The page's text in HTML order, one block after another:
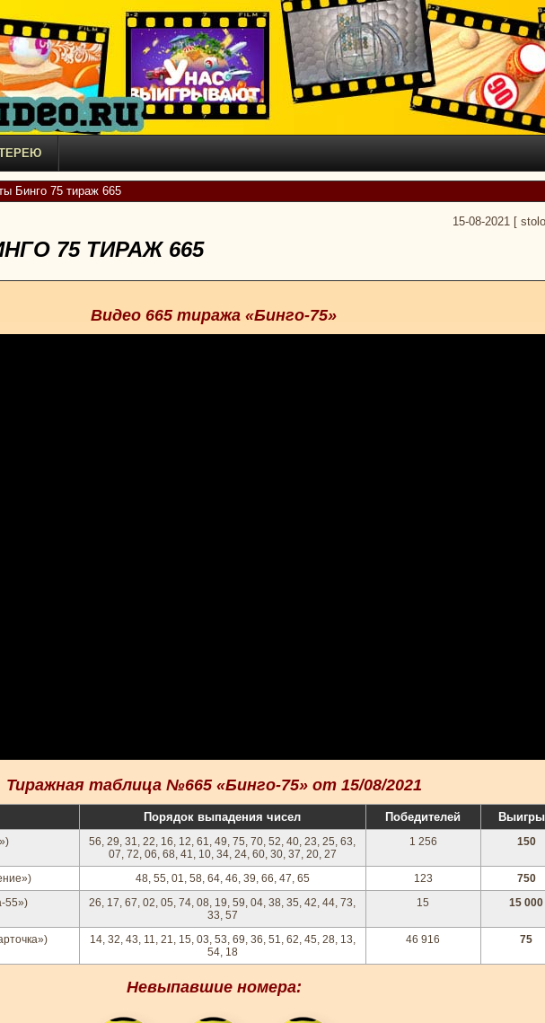
Бинго 75 тираж 665
15-08-2021
75 ТИРАЖ 665
Видео 665 тиража «Бинго-75»
Тиражная таблица №665 «Бинго-75» от 15/08/2021
Порядок выпадения чисел Победителей
56, 29, 31, 22, 16, 12, 61, 49, 75, 70, 52, 40, 23, 25, 63,
07, 72, 06, 68, 41, 10, 34, 24, 60, 30, 37, 20, 27
1 256 150
48, 55, 01, 58, 64, 46, 39, 66, 47, 65 123
750
55»)
26, 17, 67, 02, 05, 74, 08, 19, 59, 04, 38, 35, 42, 44, 73,
33, 57
15 15 000
14, 32, 43, 11, 21, 15, 03, 53, 69, 36, 51, 62, 45, 28, 13,
54, 18
46 916 75
Невыпавшие номера: